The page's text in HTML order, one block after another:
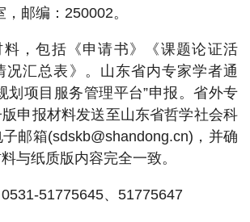
邮编：250002。
料，包括《申请书》《课题论证活
况汇总表》。山东省内专家学者通
划项目服务管理平台”申报。省外专
申报材料发送至山东省哲学社会科
邮箱(sdskb@shandong.cn)，并确
与纸质版内容完全一致。
51775645、51775647